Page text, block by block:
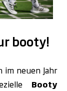
booty!
neuen Jahr
Booty